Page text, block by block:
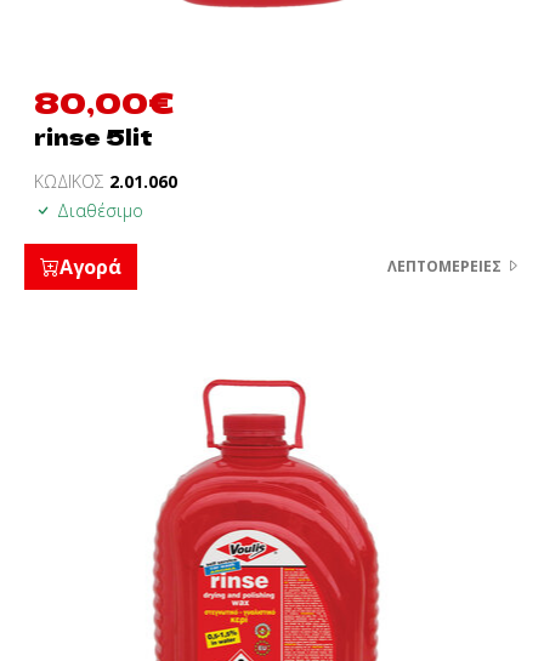
80,00€
rinse 5lit
ΚΩΔΙΚΟΣ 2.01.060
Διαθέσιμο
Αγορά ΛΕΠΤΟΜΈΡΕΙΕΣ